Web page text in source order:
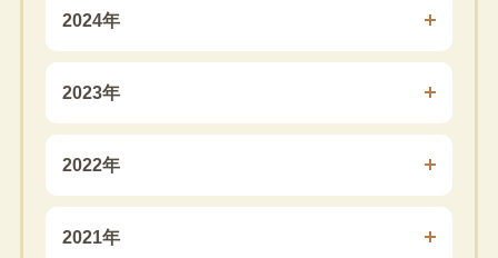
2024年
2023年
2022年
2021年